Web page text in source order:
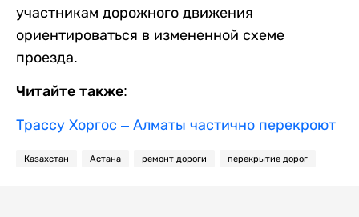
участникам дорожного движения
ориентироваться в измененной схеме
проезда.
Читайте также:
Трассу Хоргос – Алматы частично перекроют
Казахстан Астана ремонт дороги перекрытие дорог